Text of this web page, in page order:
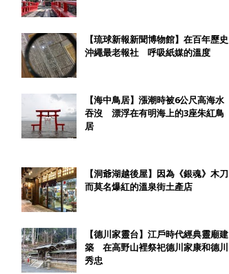
【琉球新報新聞博物館】在百年歷史
沖繩最老報社 呼吸紙媒的溫度
【海中鳥居】漲潮時被6公尺高海水
吞沒 漂浮在有明海上的3座朱紅鳥
居
【洞爺湖越後屋】因為《銀魂》木刀
而莫名爆紅的溫泉街土產店
【德川家靈台】江戶時代經典靈廟建
築 在高野山裡祭祀德川家康和德川
秀忠